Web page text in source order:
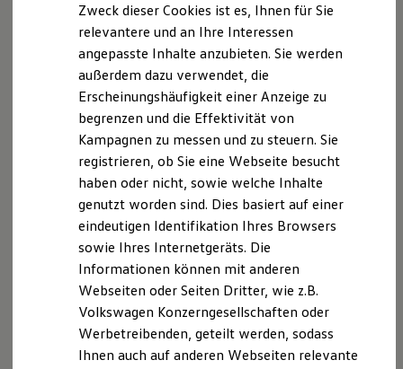
Kontrollleuchten
Kurzfahrprofile und Ölverdünnung
XTL-Dieselkraftstoff
Ersatzteile und Betriebsflüssigkeiten
Original Zubehör und Lifestyle Produkte
myVolkswagen
myVolkswagen Business
Elektrisch & Autonom
Elektro - & Hybridfahrzeuge
Unser Ansatz
Klimafreundlicher Strom
Reichweite & Ladelösungen
Reichweitensimulator
Ladezeitensimulator
Ladelösungen für Privatkunden
Ladelösungen für Gewerbekunden
Wallbox und Ladekabel
Förderung & Kosten der Elektrofahrzeuge
Fördermöglichkeiten für Privatkunden
Fördermöglichkeiten für Gewerbekunden
B. Verarbeitung Ihrer personenbezogenen Daten
Unsere Webseite bietet Ihnen verschiedene
Angebote, die wir Ihnen in Bezug auf dabei durch uns
verarbeitete personenbezogene Daten im Folgenden
näher erläutern möchten. Bei der Datenverarbeitung
im Zusammenhang mit unserer Webseite unterstützt
uns die Volkswagen AG als Auftragsverarbeiterin.
I. Verarbeitung von Protokolldateien
Bei Ihrem Besuch auf unserer Webseite verarbeiten
wir die folgenden Protokolldateien von Ihnen, die
keinen Rückschluss auf Ihre Person zulassen: 1. Eine
anonyme Kennung, die keinen Rückschluss auf Ihre
IP-Adresse ermöglicht, 2. Das von Ihnen genutzte
Betriebssystem, den von Ihnen genutzten
Webbrowser und die von Ihnen eingestellte
Zweck dieser Cookies ist es, Ihnen für Sie
relevantere und an Ihre Interessen
angepasste Inhalte anzubieten. Sie werden
außerdem dazu verwendet, die
Erscheinungshäufigkeit einer Anzeige zu
begrenzen und die Effektivität von
Kampagnen zu messen und zu steuern. Sie
registrieren, ob Sie eine Webseite besucht
haben oder nicht, sowie welche Inhalte
genutzt worden sind. Dies basiert auf einer
eindeutigen Identifikation Ihres Browsers
sowie Ihres Internetgeräts. Die
Informationen können mit anderen
Webseiten oder Seiten Dritter, wie z.B.
Volkswagen Konzerngesellschaften oder
Werbetreibenden, geteilt werden, sodass
Ihnen auch auf anderen Webseiten relevante